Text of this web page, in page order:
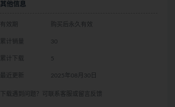
其他信息
有效期 购买后永久有效
累计销量 30
累计下载 5
最近更新 2025年08月30日
下载遇到问题？可联系客服或留言反馈